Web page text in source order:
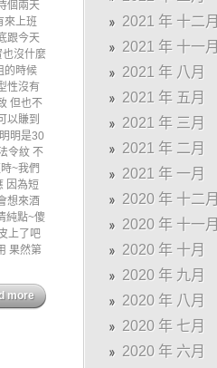
個兩天
來上班
跟今天
沒什麼
的時候
性沒有
但也不
以賺到
明是30
令紋 不
~我們
因為短
想來酒
純點~傻
上了吧
果然第
more
2021 年 十二月
2021 年 十一月
2021 年 八月
2021 年 五月
2021 年 三月
2021 年 二月
2021 年 一月
2020 年 十二月
2020 年 十一月
2020 年 十月
2020 年 九月
2020 年 八月
2020 年 七月
2020 年 六月